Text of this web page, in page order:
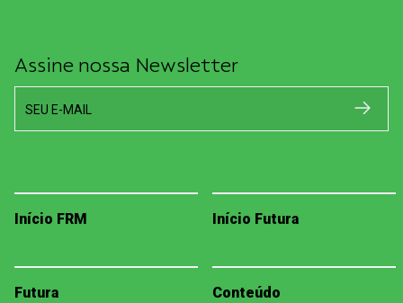
Assine nossa Newsletter
SEU E-MAIL
Início FRM Início Futura
Futura Conteúdo